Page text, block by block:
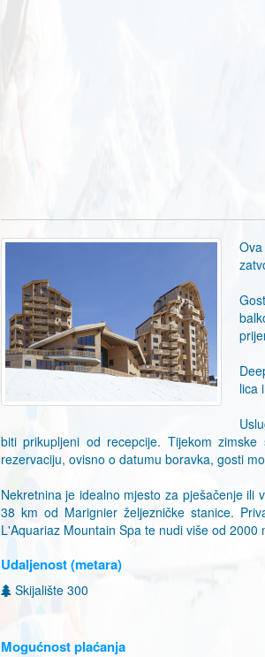
lica
biti prikupljeni od recepcije. Tijekom
rezervaciju, ovisno o datumu boravka, gosti
Nekretnina je idealno mjesto za pješačenje
38 km od Marignier željezničke stanice.
L'Aquariaz Mountain Spa te nudi više od 2000
Udaljenost (metara)
Skijalište 300
Mogućnost plaćanja